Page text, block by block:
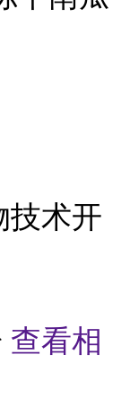
技术开
查看相